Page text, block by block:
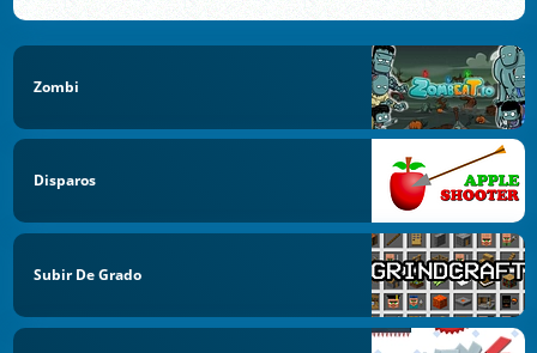
Zombi
Disparos
Subir De Grado